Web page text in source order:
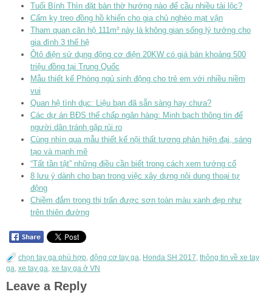
Tuổi Bính Thìn đặt bàn thờ hướng nào để cầu nhiều tài lộc?
Cấm kỵ treo đồng hồ khiến cho gia chủ nghèo mạt vận
Tham quan căn hộ 111m² này là không gian sống lý tưởng cho
gia đình 3 thế hệ
Ôtô điện sử dụng động cơ điện 20KW có giá bán khoảng 500
triệu đồng tại Trung Quốc
Mẫu thiết kế Phòng ngủ sinh động cho trẻ em với nhiều niềm
vui
Quan hệ tình dục: Liệu bạn đã sẵn sàng hay chưa?
Các dự án BĐS thế chấp ngân hàng: Minh bạch thông tin để
người dân tránh gặp rủi ro
Cùng nhìn qua mẫu thiết kế nội thất tương phản hiện đại, sáng
tạo và mạnh mẽ
“Tất tần tật” những điều cần biết trong cách xem tướng cổ
8 lưu ý dành cho bạn trong việc xây dựng nội dung thoại tự
động
Chiềm đắm trong thị trấn được sơn toàn màu xanh đẹp như
trên thiên đường
chọn tay ga phù hợp, động cơ tay ga, Honda SH 2017, thông tin về xe tay
ga, xe tay ga, xe tay ga ở VN
Leave a Reply